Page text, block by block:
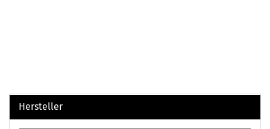
Hersteller